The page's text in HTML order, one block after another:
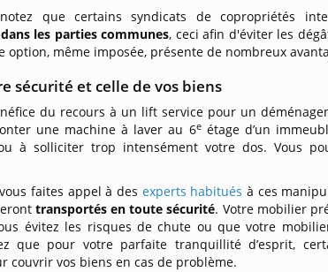
que certains syndicats de copropriétés
les parties communes, ceci afin d'éviter les
option, même imposée, présente de nombreux
sécurité et celle de vos biens
du recours à un lift service pour un
une machine à laver au 6eétage d’un
à solliciter trop intensément votre dos. Vous
faites appel à des experts habitués à ces
transportés en toute sécurité. Votre mobilier
évitez les risques de chute ou que votre
que pour votre parfaite tranquillité d’esprit,
couvrir vos biens en cas de problème.